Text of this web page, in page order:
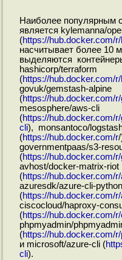
Наиболее популярным
является kylemanna/
(https://hub.docker.com/
насчитывает более 10
выделяются
hashicorp/terraform
(https://hub.docker.com/
govuk/gemstash-alpine
(https://hub.docker.com/
mesosphere/aws-cli
(https://hub.docker.com/
cli), monsantoco/
(https://hub.docker.com/r/
governmentpaas/s3-
(https://hub.docker.com/
avhost/docker-matrix-riot
(https://hub.docker.com/
azuresdk/azure-cli-python
(https://hub.docker.com/
ciscocloud/haproxy-
(https://hub.docker.com/
phpmyadmin/
(https://hub.docker.com/
и microsoft/azure-cli (
cli).